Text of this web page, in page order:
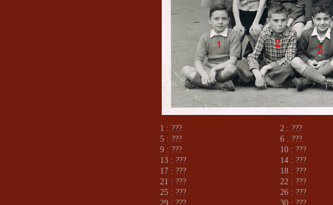
1 : ??? 2 : ???
5 : ???
6 : ???
9 : ???
10 : ???
13 : ???
14 : ???
17 : ???
18 : ???
21 : ???
22 : ???
25 : ???
26 : ???
29 : ???
30 : ???